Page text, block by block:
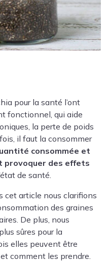
pour la santé l’ont
fonctionnel, qui aide
la perte de poids
il faut la consommer
consommée et
provoquer des effets
de santé.
cet article nous clarifions
des graines
De plus, nous
sûres pour la
elles peuvent être
comment les prendre.